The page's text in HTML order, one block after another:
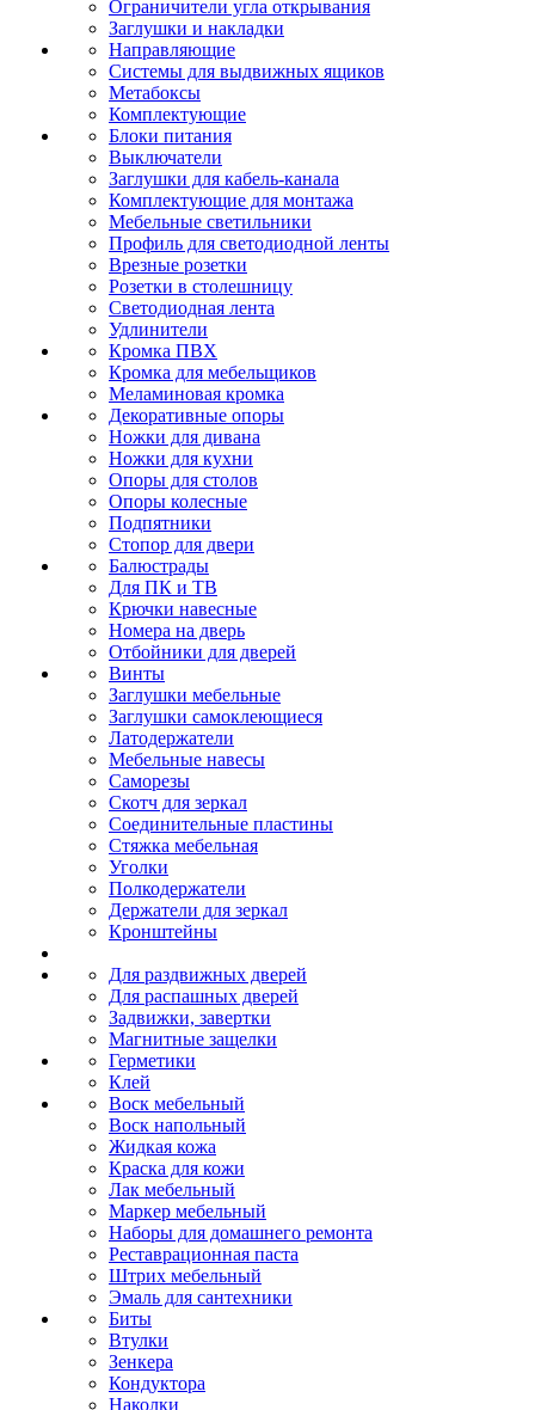
Ограничители угла открывания
Заглушки и накладки
Направляющие
Системы для выдвижных ящиков
Метабоксы
Комплектующие
Блоки питания
Выключатели
Заглушки для кабель-канала
Комплектующие для монтажа
Мебельные светильники
Профиль для светодиодной ленты
Врезные розетки
Розетки в столешницу
Светодиодная лента
Удлинители
Кромка ПВХ
Кромка для мебельщиков
Меламиновая кромка
Декоративные опоры
Ножки для дивана
Ножки для кухни
Опоры для столов
Опоры колесные
Подпятники
Стопор для двери
Балюстрады
Для ПК и ТВ
Крючки навесные
Номера на дверь
Отбойники для дверей
Винты
Заглушки мебельные
Заглушки самоклеющиеся
Латодержатели
Мебельные навесы
Саморезы
Скотч для зеркал
Соединительные пластины
Стяжка мебельная
Уголки
Полкодержатели
Держатели для зеркал
Кронштейны
Для раздвижных дверей
Для распашных дверей
Задвижки, завертки
Магнитные защелки
Герметики
Клей
Воск мебельный
Воск напольный
Жидкая кожа
Краска для кожи
Лак мебельный
Маркер мебельный
Наборы для домашнего ремонта
Реставрационная паста
Штрих мебельный
Эмаль для сантехники
Биты
Втулки
Зенкера
Кондуктора
Наколки